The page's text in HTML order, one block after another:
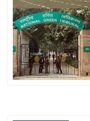
i
o
n